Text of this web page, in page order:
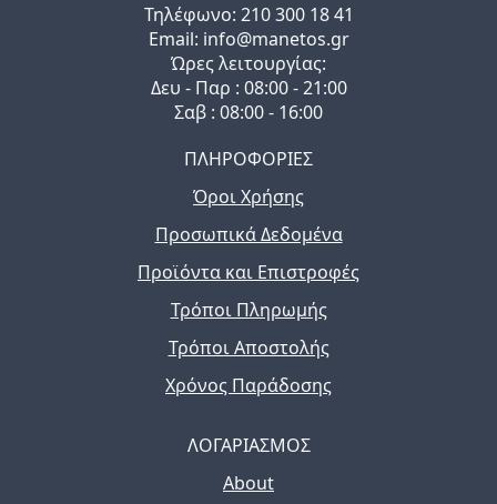
Τηλέφωνo: 210 300 18 41
Email: info@manetos.gr
Ώρες λειτουργίας:
Δευ - Παρ : 08:00 - 21:00
Σαβ : 08:00 - 16:00
ΠΛΗΡΟΦΟΡΙΕΣ
Όροι Χρήσης
Προσωπικά Δεδομένα
Προϊόντα και Επιστροφές
Τρόποι Πληρωμής
Τρόποι Αποστολής
Χρόνος Παράδοσης
ΛΟΓΑΡΙΑΣΜΟΣ
About